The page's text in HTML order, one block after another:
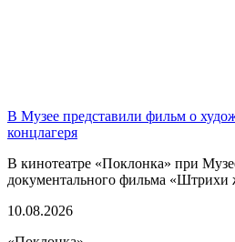
В Музее представили фильм о
концлагеря
В кинотеатре «Поклонка» при
документального фильма «Штрихи
10.08.2026